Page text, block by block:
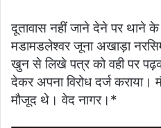
दूतावास नहीं जाने देने पर थाने के
मडामडलेश्वर जूना अखाड़ा
खुन से लिखे पत्र को वही पर
देकर अपना विरोध दर्ज कराया।
मौजूद थे। वेद नागर।*